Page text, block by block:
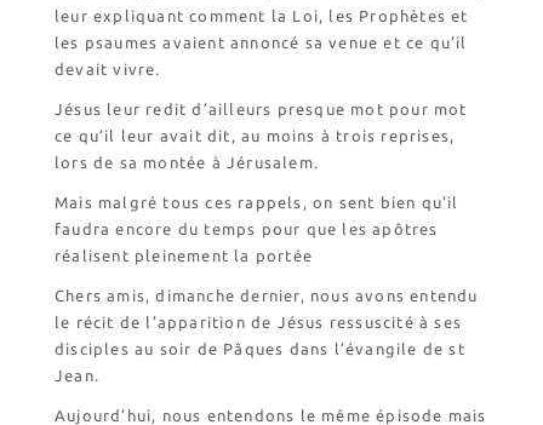
leur expliquant comment la Loi, les Prophètes et
les psaumes avaient annoncé sa venue et ce qu’il
devait vivre.
Jésus leur redit d’ailleurs presque mot pour mot
ce qu’il leur avait dit, au moins à trois reprises,
lors de sa montée à Jérusalem.
Mais malgré tous ces rappels, on sent bien qu’il
faudra encore du temps pour que les apôtres
réalisent pleinement la portée
Chers amis, dimanche dernier, nous avons entendu
le récit de l’apparition de Jésus ressuscité à ses
disciples au soir de Pâques dans l’évangile de st
Jean.
Aujourd’hui, nous entendons le même épisode mais